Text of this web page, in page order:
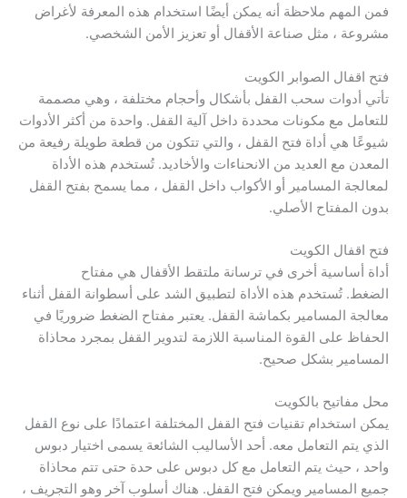
فمن المهم ملاحظة أنه يمكن أيضًا استخدام هذه المعرفة لأغراض
مشروعة ، مثل صناعة الأقفال أو تعزيز الأمن الشخصي.
فتح اقفال الصوابر الكويت
تأتي أدوات سحب القفل بأشكال وأحجام مختلفة ، وهي مصممة
للتعامل مع مكونات محددة داخل آلية القفل. واحدة من أكثر الأدوات
شيوعًا هي أداة فتح القفل ، والتي تتكون من قطعة طويلة رفيعة من
المعدن مع العديد من الانحناءات والأخاديد. تُستخدم هذه الأداة
لمعالجة المسامير أو الأكواب داخل القفل ، مما يسمح بفتح القفل
بدون المفتاح الأصلي.
فتح اقفال الكويت
أداة أساسية أخرى في ترسانة ملتقط الأقفال هي مفتاح
الضغط. تُستخدم هذه الأداة لتطبيق الشد على أسطوانة القفل أثناء
معالجة المسامير بكماشة القفل. يعتبر مفتاح الضغط ضروريًا في
الحفاظ على القوة المناسبة اللازمة لتدوير القفل بمجرد محاذاة
المسامير بشكل صحيح.
محل مفاتيح بالكويت
يمكن استخدام تقنيات فتح القفل المختلفة اعتمادًا على نوع القفل
الذي يتم التعامل معه. أحد الأساليب الشائعة يسمى اختيار دبوس
واحد ، حيث يتم التعامل مع كل دبوس على حدة حتى تتم محاذاة
جميع المسامير ويمكن فتح القفل. هناك أسلوب آخر وهو التجريف ،